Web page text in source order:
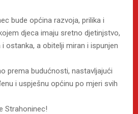
bude općina razvoja, prilika i
djeca imaju sretno djetinjstvo,
ostanka, a obitelji miran i ispunjen
prema budućnosti, nastavljajući
i uspješnu općinu po mjeri svih
Strahoninec!